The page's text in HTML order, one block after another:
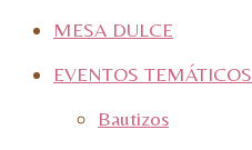
MESA DULCE
EVENTOS TEMÁTICOS
Bautizos